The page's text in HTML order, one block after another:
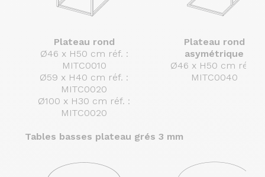
Plateau rond
Ø46 x H50 cm réf. :
MITC0010
Ø59 x H40 cm réf. :
MITC0020
Ø100 x H30 cm réf. :
MITC0020
Plateau rond
asymétrique
Ø46 x H50 cm réf. :
MITC0040
Tables basses plateau grés 3 mm